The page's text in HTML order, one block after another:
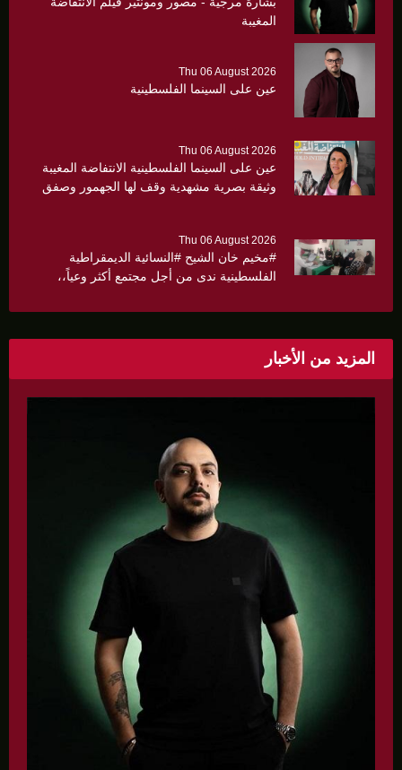
المغيبة
Thu 06 August 2026
عين على السينما الفلسطينية
Thu 06 August 2026
عين على السينما الفلسطينية الانتفاضة المغيبة
وثيقة بصرية مشهدية وقف لها الجهمور وصفق
Thu 06 August 2026
#مخيم خان الشيح #النسائية الديمقراطية
الفلسطينية ندى من أجل مجتمع أكثر وعياً،،
بروشورات توعوية على سيدات الحي.
المزيد من الأخبار